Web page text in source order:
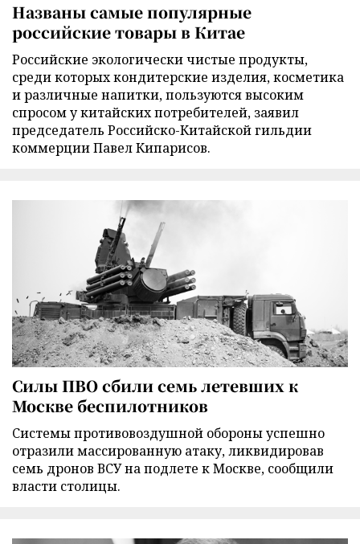
Названы самые популярные
российские товары в Китае
Российские экологически чистые продукты,
среди которых кондитерские изделия, косметика
и различные напитки, пользуются высоким
спросом у китайских потребителей, заявил
председатель Российско-Китайской гильдии
коммерции Павел Кипарисов.
Силы ПВО сбили семь летевших к
Москве беспилотников
Cистемы противовоздушной обороны успешно
отразили массированную атаку, ликвидировав
семь дронов ВСУ на подлете к Москве, сообщили
власти столицы.